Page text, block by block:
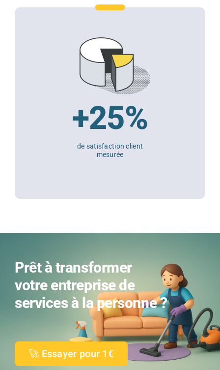
+25%
de satisfaction client
mesurée
Prêt à transformer
votre entreprise de
services à la personne ?
🚀 Essayer pour 1€